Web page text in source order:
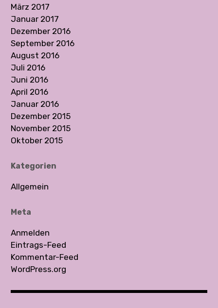
März 2017
Januar 2017
Dezember 2016
September 2016
August 2016
Juli 2016
Juni 2016
April 2016
Januar 2016
Dezember 2015
November 2015
Oktober 2015
Kategorien
Allgemein
Meta
Anmelden
Eintrags-Feed
Kommentar-Feed
WordPress.org